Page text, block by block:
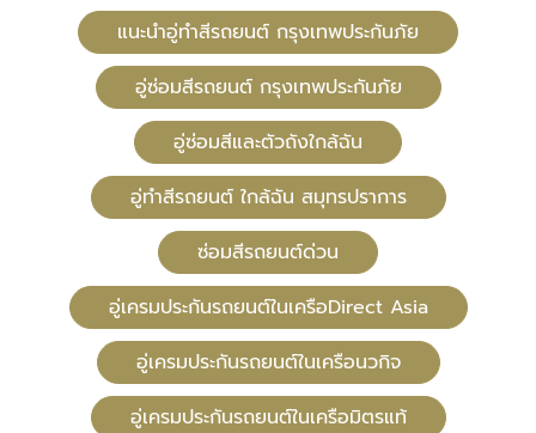
แนะนำอู่ทำสีรถยนต์ กรุงเทพประกันภัย
อู่ซ่อมสีรถยนต์ กรุงเทพประกันภัย
อู่ซ่อมสีและตัวถังใกล้ฉัน
อู่ทําสีรถยนต์ ใกล้ฉัน สมุทรปราการ
ซ่อมสีรถยนต์ด่วน
อู่เครมประกันรถยนต์ในเครือDirect Asia
อู่เครมประกันรถยนต์ในเครือนวกิจ
อู่เครมประกันรถยนต์ในเครือมิตรแท้